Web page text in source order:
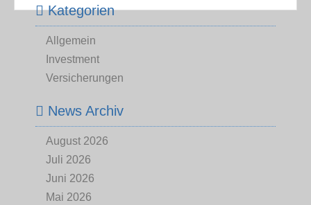
Kategorien
Allgemein
Investment
Versicherungen
News Archiv
August 2026
Juli 2026
Juni 2026
Mai 2026